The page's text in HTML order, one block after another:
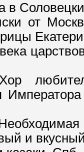
в
от
и